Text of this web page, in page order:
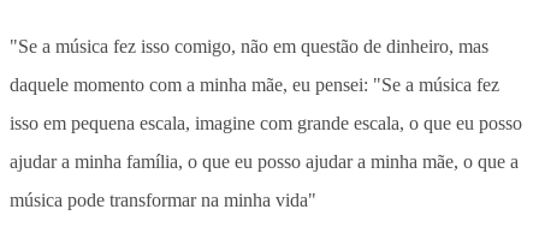
"Se a música fez isso comigo, não em questão de dinheiro, mas
daquele momento com a minha mãe, eu pensei: "Se a música fez
isso em pequena escala, imagine com grande escala, o que eu posso
ajudar a minha família, o que eu posso ajudar a minha mãe, o que a
música pode transformar na minha vida"